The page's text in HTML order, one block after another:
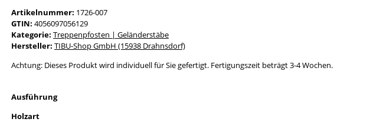
Artikelnummer: 1726-007
GTIN: 4056097056129
Kategorie: Treppenpfosten | Geländerstäbe
Hersteller: TIBU-Shop GmbH (15938 Drahnsdorf)
Achtung: Dieses Produkt wird individuell für Sie gefertigt. Fertigungszeit beträgt 3-4 Wochen.
Ausführung
Holzart